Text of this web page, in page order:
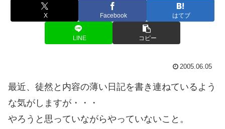
X Facebook はてブ
LINE コピー
2005.06.05
最近、徒然と内容の薄い日記を書き連ねているよう
な気がしますが・・・
やろうと思っていながらやっていないこと。